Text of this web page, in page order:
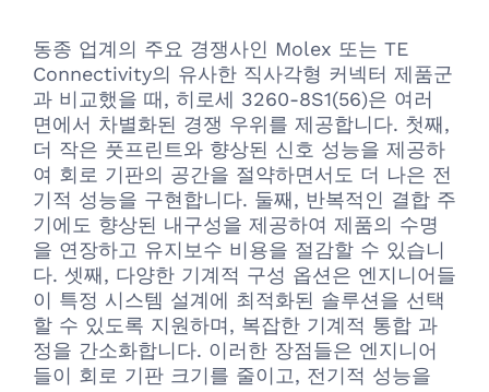
동종 업계의 주요 경쟁사인 Molex 또는 TE
Connectivity의 유사한 직사각형 커넥터 제품군
과 비교했을 때, 히로세 3260-8S1(56)은 여러
면에서 차별화된 경쟁 우위를 제공합니다. 첫째,
더 작은 풋프린트와 향상된 신호 성능을 제공하
여 회로 기판의 공간을 절약하면서도 더 나은 전
기적 성능을 구현합니다. 둘째, 반복적인 결합 주
기에도 향상된 내구성을 제공하여 제품의 수명
을 연장하고 유지보수 비용을 절감할 수 있습니
다. 셋째, 다양한 기계적 구성 옵션은 엔지니어들
이 특정 시스템 설계에 최적화된 솔루션을 선택
할 수 있도록 지원하며, 복잡한 기계적 통합 과
정을 간소화합니다. 이러한 장점들은 엔지니어
들이 회로 기판 크기를 줄이고, 전기적 성능을